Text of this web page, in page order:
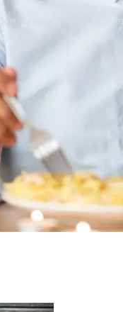
actualités sur